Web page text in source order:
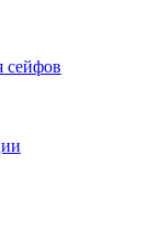
сейфов